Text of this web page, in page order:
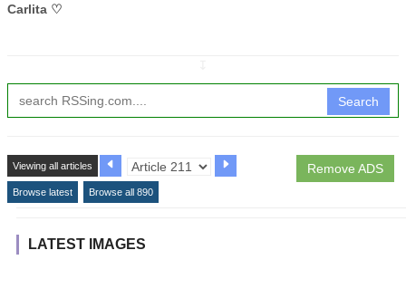
Carlita ♡
Search
Remove ADS
Viewing all articles
Browse latest Browse all 890
LATEST IMAGES